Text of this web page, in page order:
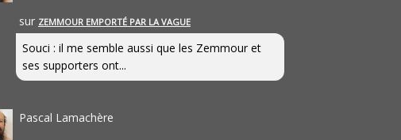
sur ZEMMOUR EMPORTÉ PAR LA VAGUE
Souci : il me semble aussi que les Zemmour et
ses supporters ont...
Pascal Lamachère